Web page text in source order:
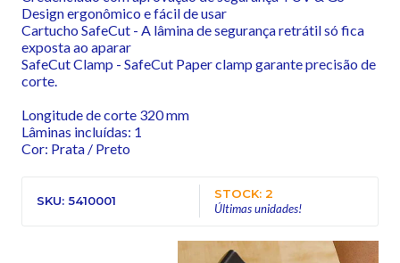
Design ergonômico e fácil de usar
Cartucho SafeCut - A lâmina de segurança retrátil só fica
exposta ao aparar
SafeCut Clamp - SafeCut Paper clamp garante precisão de
corte.
Longitude de corte 320 mm
Lâminas incluídas: 1
Cor: Prata / Preto
SKU: 5410001
STOCK: 2
Últimas unidades!